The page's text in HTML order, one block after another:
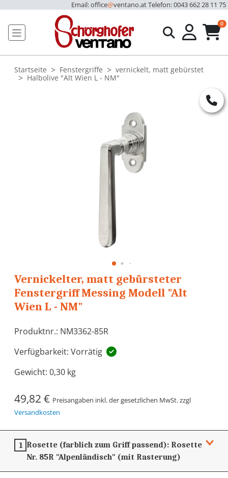
Email: office@ventano.atTelefon: 0043 662 28 11 75
0
Startseite Fenstergriffe
vernickelt, matt gebürstet
Halbolive "Alt Wien L - NM"
Vernickelter, matt gebürsteter
Fenstergriff Messing Modell "Alt
Wien L - NM"
Produktnr.: NM3362-85R
Verfügbarkeit: Vorrätig
Gewicht: 0,30 kg
49,82 € Preisangaben inkl. der gesetzlichen MwSt. zzgl
Versandkosten
1 Rosette (farblich zum Griff passend): Rosette
Nr. 85R "Alpenländisch" (mit Rasterung)